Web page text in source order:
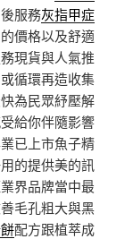
服務灰指甲症
價格以及舒適
現貨與人氣推
循環再造收集
為民眾紓壓解
給你伴隨影響
已上市魚子精
的提供美的訊
界品牌當中最
毛孔粗大與黑
配方跟植萃成